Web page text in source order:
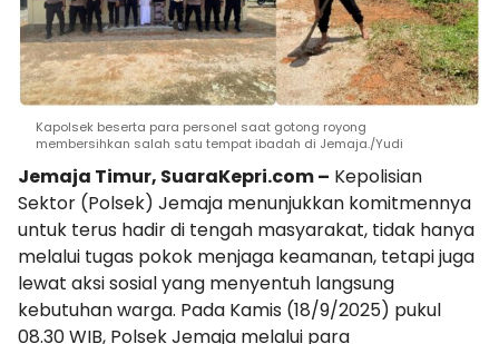
Kapolsek beserta para personel saat gotong royong
membersihkan salah satu tempat ibadah di Jemaja./Yudi
Jemaja Timur, SuaraKepri.com – Kepolisian
Sektor (Polsek) Jemaja menunjukkan komitmennya
untuk terus hadir di tengah masyarakat, tidak hanya
melalui tugas pokok menjaga keamanan, tetapi juga
lewat aksi sosial yang menyentuh langsung
kebutuhan warga. Pada Kamis (18/9/2025) pukul
08.30 WIB, Polsek Jemaja melalui para